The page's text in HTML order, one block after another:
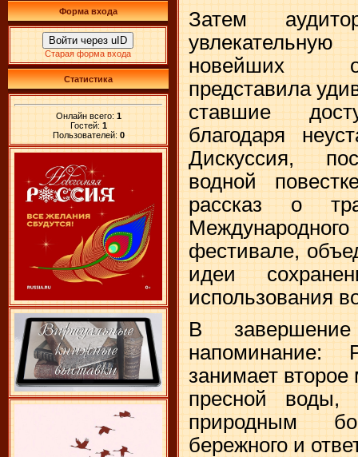
Форма входа
Войти через uID
Старая форма входа
Статистика
Онлайн всего: 1
Гостей: 1
Пользователей: 0
Затем
новейших
представила
ставшие
благодаря
Дискуссия,
водной
рассказ о
фестивале,
идеи
использования
В
напоминание:
занимает
пресной воды,
природным
бережного и